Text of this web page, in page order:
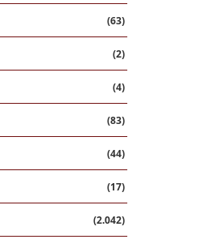
(63)
(2)
(4)
(83)
(44)
(17)
(2.042)